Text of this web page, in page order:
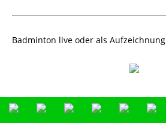
Badminton live oder als Aufzeichnung